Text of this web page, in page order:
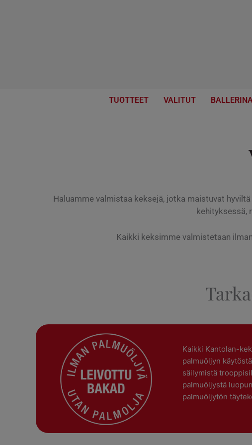
TUOTTEET VALITUT BALLERINA
Haluamme valmistaa keksejä, jotka maistuvat
kehityksessä,
Kaikki keksimme valmistetaan
Kaikki Kantolan-
palmuöljyn
säilymistä
palmuöljystä
palmuöljytön